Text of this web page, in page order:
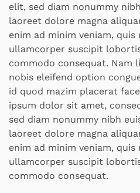
elit, sed diam nonummy
laoreet dolore magna
enim ad minim veniam,
ullamcorper suscipit
commodo consequat. Nam
nobis eleifend option
id quod mazim placerat
ipsum dolor sit amet,
sed diam nonummy nibh
laoreet dolore magna
enim ad minim veniam,
ullamcorper suscipit
commodo consequat.